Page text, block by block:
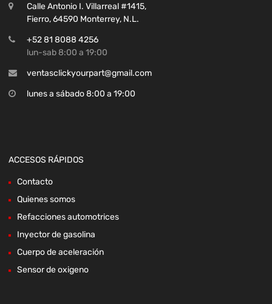
Calle Antonio I. Villarreal #1415,
Fierro, 64590 Monterrey, N.L.
+52 81 8088 4256
lun-sab 8:00 a 19:00
ventasclickyourpart@gmail.com
lunes a sábado 8:00 a 19:00
ACCESOS RÁPIDOS
Contacto
Quienes somos
Refacciones automotrices
Inyector de gasolina
Cuerpo de aceleración
Sensor de oxigeno